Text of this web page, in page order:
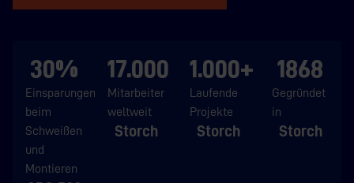
30%
Einsparungen
beim
Schweißen
und
Montieren
17.000
Mitarbeiter
weltweit
Storch
1.000+
Laufende
Projekte
Storch
1868
Gegründet
in
Storch